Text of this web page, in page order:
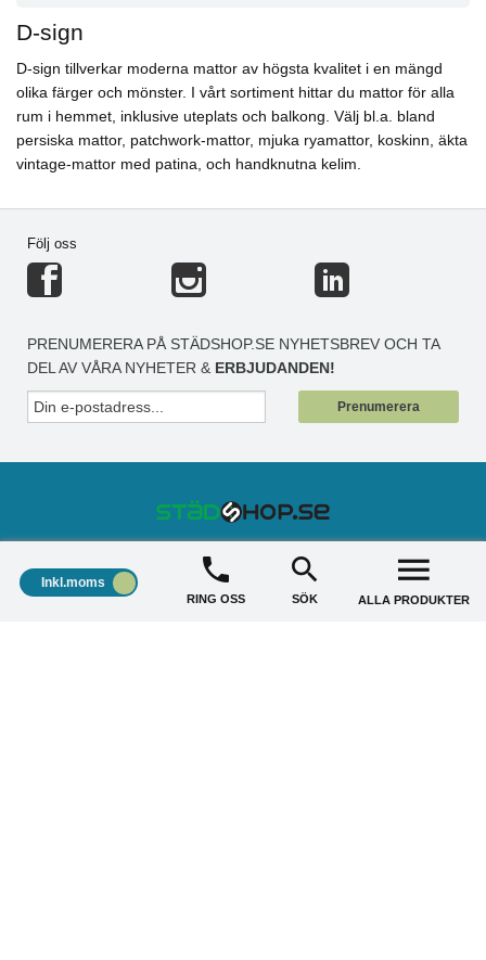
D-sign
D-sign tillverkar moderna mattor av högsta kvalitet i en mängd
olika färger och mönster. I vårt sortiment hittar du mattor för alla
rum i hemmet, inklusive uteplats och balkong. Välj bl.a. bland
persiska mattor, patchwork-mattor, mjuka ryamattor, koskinn, äkta
vintage-mattor med patina, och handknutna kelim.
Följ oss
PRENUMERERA PÅ STÄDSHOP.SE NYHETSBREV OCH TA
DEL AV VÅRA NYHETER & ERBJUDANDEN!
Prenumerera
STÄDSHOP
Inkl.moms
RING OSS SÖK ALLA PRODUKTER